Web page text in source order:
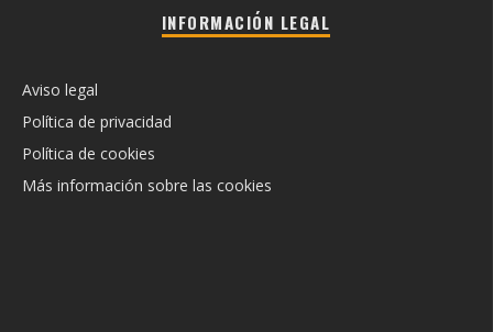
INFORMACIÓN LEGAL
Aviso legal
Política de privacidad
Política de cookies
Más información sobre las cookies